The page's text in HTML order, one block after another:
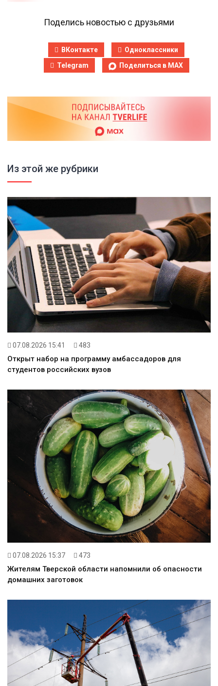
Поделись новостью с друзьями
ВКонтакте
Одноклассники
Telegram
Поделиться в MAX
Из этой же рубрики
07.08.2026 15:41 483
Открыт набор на программу амбассадоров для
студентов российских вузов
07.08.2026 15:37 473
Жителям Тверской области напомнили об опасности
домашних заготовок